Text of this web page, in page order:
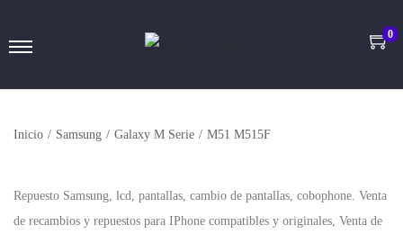
0
Inicio / Samsung / Galaxy M Serie / M51 M515F
Repuesto Samsung, lcd, pantallas, cambio de pantallas, cobophone. Venta
de recambios y repuestos para IPhone compatibles y originales, Venta de